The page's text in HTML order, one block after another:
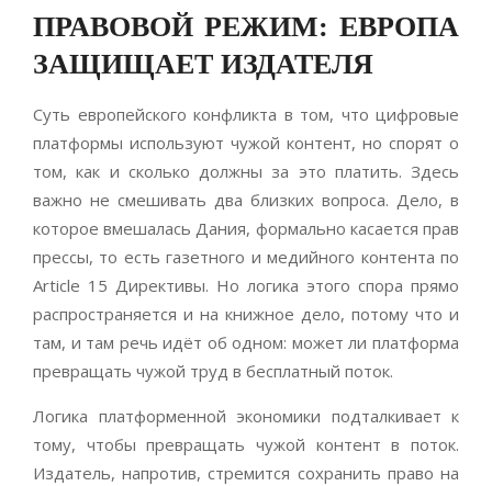
ПРАВОВОЙ РЕЖИМ: ЕВРОПА
ЗАЩИЩАЕТ ИЗДАТЕЛЯ
Суть европейского конфликта в том, что цифровые
платформы используют чужой контент, но спорят о
том, как и сколько должны за это платить. Здесь
важно не смешивать два близких вопроса. Дело, в
которое вмешалась Дания, формально касается прав
прессы, то есть газетного и медийного контента по
Article 15 Директивы. Но логика этого спора прямо
распространяется и на книжное дело, потому что и
там, и там речь идёт об одном: может ли платформа
превращать чужой труд в бесплатный поток.
Логика платформенной экономики подталкивает к
тому, чтобы превращать чужой контент в поток.
Издатель, напротив, стремится сохранить право на